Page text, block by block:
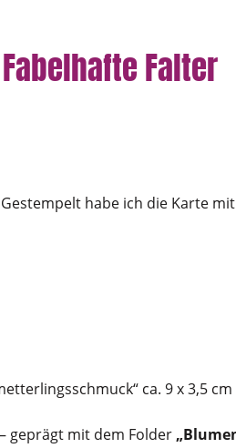
Falter
Gestempelt habe ich die Karte
ca. 9 x 3,5 cm
geprägt mit dem Folder